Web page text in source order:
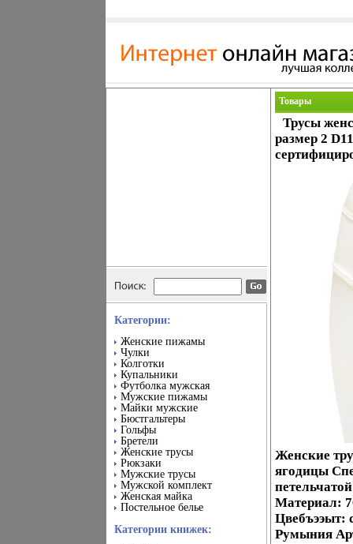
Категории:
Женские пижамы
Чулки
Колготки
Купальники
Футболка мужская
Мужские пижамы
Майки мужские
Бюстгальтеры
Гольфы
Бретели
Женские трусы
Рюкзаки
Мужские трусы
Мужской комплект
Женская майка
Постельное белье
Категории книжек:
Товары
Трусы
размер 2
Женские
ягодицы
Материал:
Цвебъээыт:
Румыния